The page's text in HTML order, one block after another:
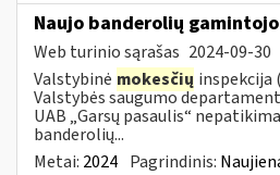
Naujo banderolių
Web turinio sąrašas 2024-09-30
Valstybinė mokesčių inspekcija
Valstybės saugumo
UAB „Garsų pasaulis“
banderolių...
Metai: 2024 Pagrindinis: